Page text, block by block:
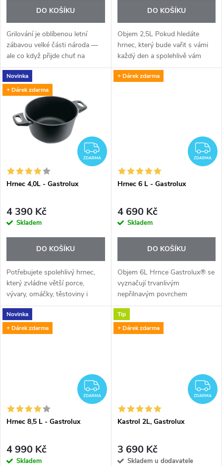
d
u
k
t
ů
d
u
k
DO KOŠÍKU
Grilování je oblíbenou letní
zábavou velké části národa —
ale co když přijde chuť na
šťavnatý steak uprostřed zimy,
nebo když nemáte zahradu či
balkon? S indukční grilovací...
DO KOŠÍKU
Objem 2,5L Pokud hledáte
hrnec, který bude vařit s vámi
každý den a spolehlivě vám
vydrží dlouhé roky, právě jste
ho našli.
Novinka
+ Dárek zdarma
ZDARMA
ZDARMA
Hrnec 4,0L - Gastrolux
4 390 Kč
Skladem
DO KOŠÍKU
Potřebujete spolehlivý hrnec,
který zvládne větší porce,
vývary, omáčky, těstoviny i
rodinné večeře bez stresu a
připalování?
+ Dárek zdarma
ZDARMA
Hrnec 6 L - Gastrolux
4 690 Kč
Skladem
DO KOŠÍKU
Objem 6L Hrnce Gastrolux® se
vyznačují trvanlivým
nepřilnavým povrchem
BIOTAN® určeným pro zdravé
vaření bez tuku. Můžete vařit
zcela bez oleje, anebo přidat
Novinka
+ Dárek zdarma
ZDARMA
ZDARMA
Hrnec 8,5 L - Gastrolux
4 990 Kč
Skladem
Tip
+ Dárek zdarma
ZDARMA
Kastrol 2L, Gastrolux
3 690 Kč
Skladem u dodavatele